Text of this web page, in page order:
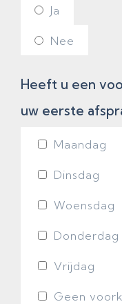
Ja
Nee
Heeft u een
uw eerste
Maandag
Dinsdag
Woensdag
Donderdag
Vrijdag
Geen